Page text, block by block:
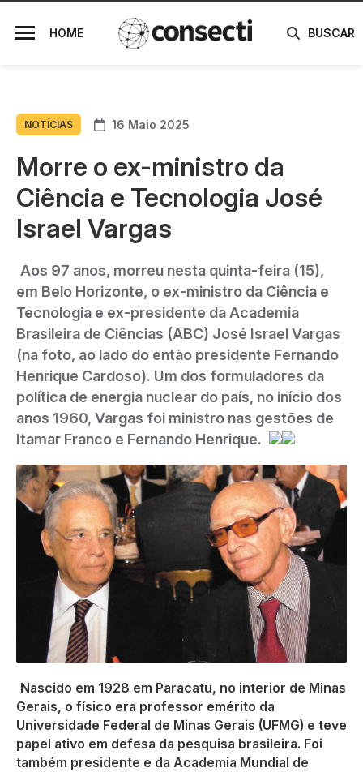
HOME BUSCAR
NOTÍCIAS 16 Maio 2025
Morre o ex-ministro da
Ciência e Tecnologia José
Israel Vargas
Aos 97 anos, morreu nesta quinta-feira (15),
em Belo Horizonte, o ex-ministro da Ciência e
Tecnologia e ex-presidente da Academia
Brasileira de Ciências (ABC) José Israel Vargas
(na foto, ao lado do então presidente Fernando
Henrique Cardoso). Um dos formuladores da
política de energia nuclear do país, no início dos
anos 1960, Vargas foi ministro nas gestões de
Itamar Franco e Fernando Henrique.
Nascido em 1928 em Paracatu, no interior de Minas
Gerais, o físico era professor emérito da
Universidade Federal de Minas Gerais (UFMG) e teve
papel ativo em defesa da pesquisa brasileira. Foi
também presidente e da Academia Mundial de